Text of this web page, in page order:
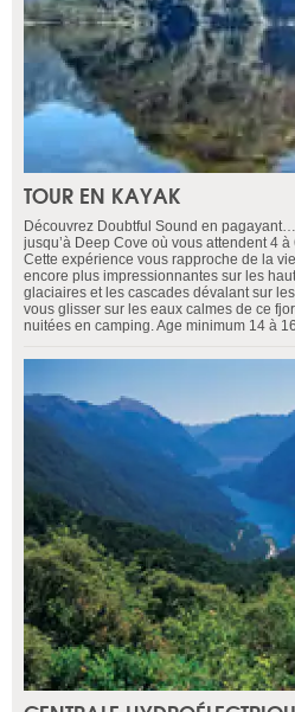
TOUR EN KAYAK
Découvrez Doubtful Sound en
jusqu’à Deep Cove où vous attendent 4
Cette expérience vous rapproche de la
encore plus impressionnantes sur les
glaciaires et les cascades dévalant sur
vous glisser sur les eaux calmes de ce
nuitées en camping. Age minimum 14 à